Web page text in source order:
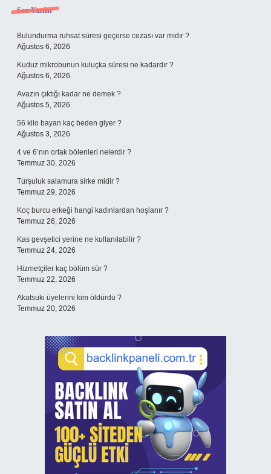
Sidebar
Son Yazılar
Bulundurma ruhsat süresi geçerse cezası var mıdır ?
Ağustos 6, 2026
Kuduz mikrobunun kuluçka süresi ne kadardır ?
Ağustos 6, 2026
Avazın çıktığı kadar ne demek ?
Ağustos 5, 2026
56 kilo bayan kaç beden giyer ?
Ağustos 3, 2026
4 ve 6’nın ortak bölenleri nelerdir ?
Temmuz 30, 2026
Turşuluk salamura sirke midir ?
Temmuz 29, 2026
Koç burcu erkeği hangi kadınlardan hoşlanır ?
Temmuz 26, 2026
Kas gevşetici yerine ne kullanılabilir ?
Temmuz 24, 2026
Hizmetçiler kaç bölüm sür ?
Temmuz 22, 2026
Akatsuki üyelerini kim öldürdü ?
Temmuz 20, 2026